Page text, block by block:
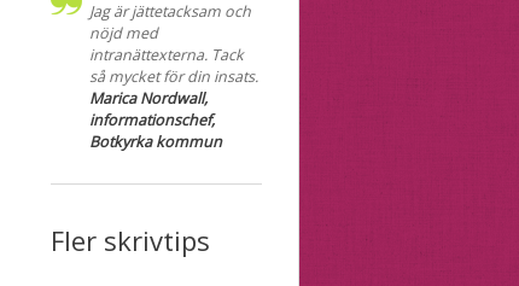
Jag är jättetacksam och
nöjd med
intranättexterna. Tack
så mycket för din insats.
Marica Nordwall,
informationschef,
Botkyrka kommun
Fler skrivtips